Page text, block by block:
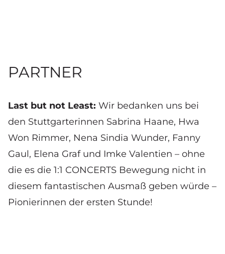
PARTNER
Last but not Least: Wir bedanken uns bei
den Stuttgarterinnen Sabrina Haane, Hwa
Won Rimmer, Nena Sindia Wunder, Fanny
Gaul, Elena Graf und Imke Valentien – ohne
die es die 1:1 CONCERTS Bewegung nicht in
diesem fantastischen Ausmaß geben würde –
Pionierinnen der ersten Stunde!